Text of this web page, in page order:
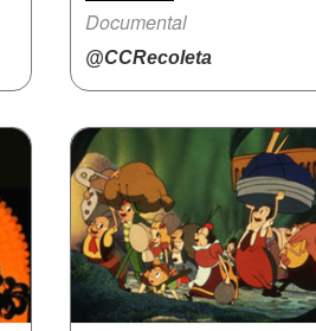
Documental
@CCRecoleta